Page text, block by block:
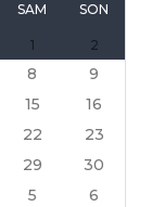
SAM SON
1 2
8
9
15
16
22
23
29
30
5 6